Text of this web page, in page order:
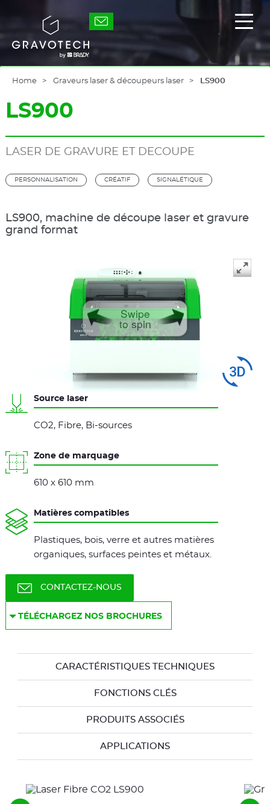
Gravotech
le
Home Graveurs laser & découpeurs laser LS900
LS900
LASER DE GRAVURE ET DECOUPE
PERSONNALISATION CRÉATIF SIGNALÉTIQUE
LS900, machine de découpe laser et gravure
grand format
Swipe
to spin
Source laser
CO2, Fibre, Bi-sources
Zone de marquage
610 x 610 mm
Matières compatibles
Plastiques, bois, verre et autres matières
organiques, surfaces peintes et métaux.
CONTACTEZ-NOUS
TÉLÉCHARGEZ NOS BROCHURES
CARACTÉRISTIQUES TECHNIQUES
FONCTIONS CLÉS
PRODUITS ASSOCIÉS
APPLICATIONS